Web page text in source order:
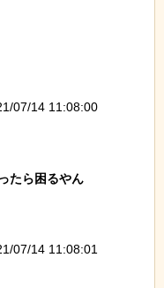
07/14 11:08:00
たら困るやん
07/14 11:08:01